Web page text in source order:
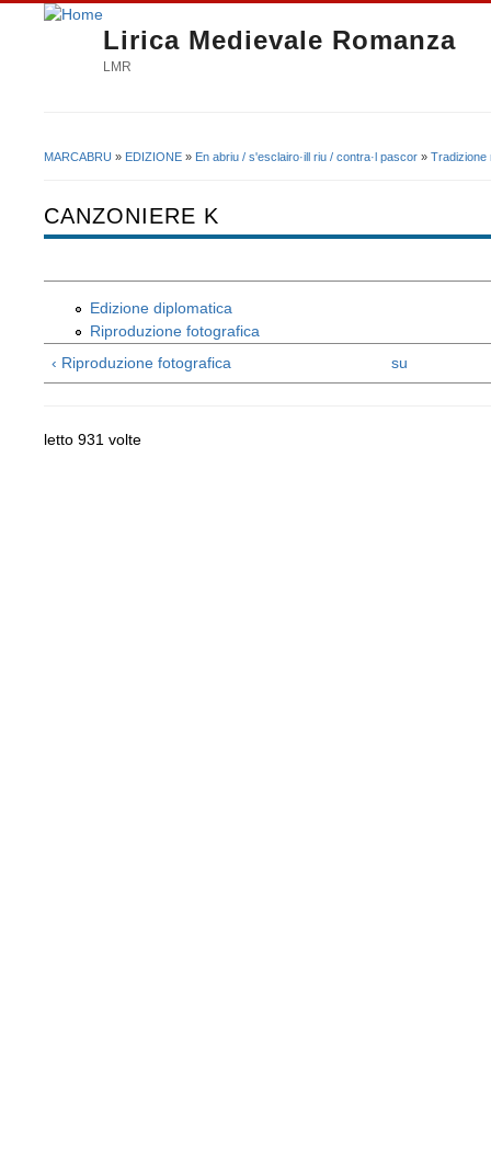
Lirica Medievale Romanza
LMR
MARCABRU » EDIZIONE » En abriu / s'esclairo·ill riu / contra·l pascor » Tradizione
CANZONIERE K
Edizione diplomatica
Riproduzione fotografica
‹ Riproduzione fotografica
su
letto 931 volte